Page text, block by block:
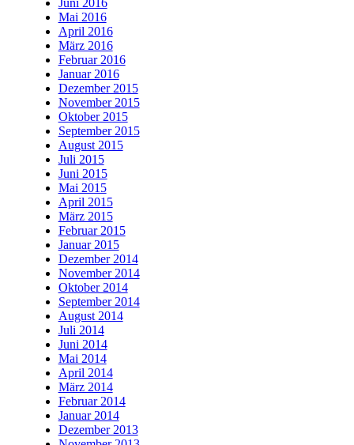
Juni 2016
Mai 2016
April 2016
März 2016
Februar 2016
Januar 2016
Dezember 2015
November 2015
Oktober 2015
September 2015
August 2015
Juli 2015
Juni 2015
Mai 2015
April 2015
März 2015
Februar 2015
Januar 2015
Dezember 2014
November 2014
Oktober 2014
September 2014
August 2014
Juli 2014
Juni 2014
Mai 2014
April 2014
März 2014
Februar 2014
Januar 2014
Dezember 2013